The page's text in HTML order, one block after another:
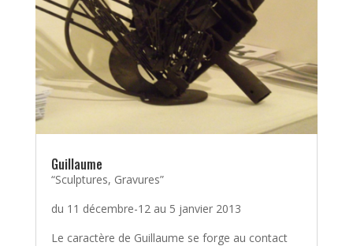
Guillaume
“Sculptures, Gravures”
du 11 décembre-12 au 5 janvier 2013
Le caractère de Guillaume se forge au contact